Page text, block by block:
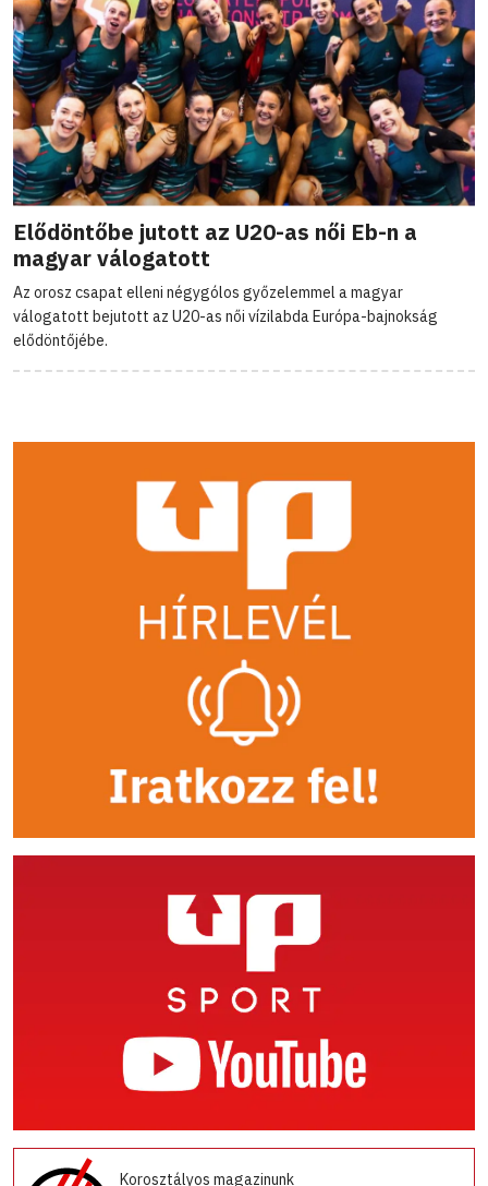
Elődöntőbe jutott az U20-as női Eb-n a
magyar válogatott
Az orosz csapat elleni négygólos győzelemmel a magyar
válogatott bejutott az U20-as női vízilabda Európa-bajnokság
elődöntőjébe.
Korosztályos magazinunk